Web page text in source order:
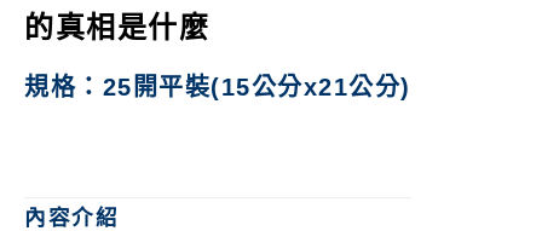
的真相是什麼
規格：25開平裝(15公分x21公分)
內容介紹